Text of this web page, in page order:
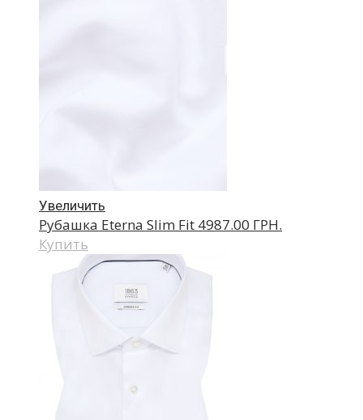
Увеличить
Рубашка Eterna Slim Fit 4987.00 ГРН.
Купить